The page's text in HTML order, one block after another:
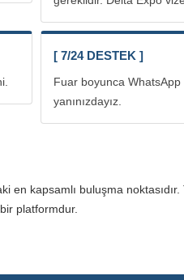
[ 7/24 DESTEK ]
Fuar boyunca WhatsApp
yanınızdayız.
kapsamlı buluşma
platformdur.